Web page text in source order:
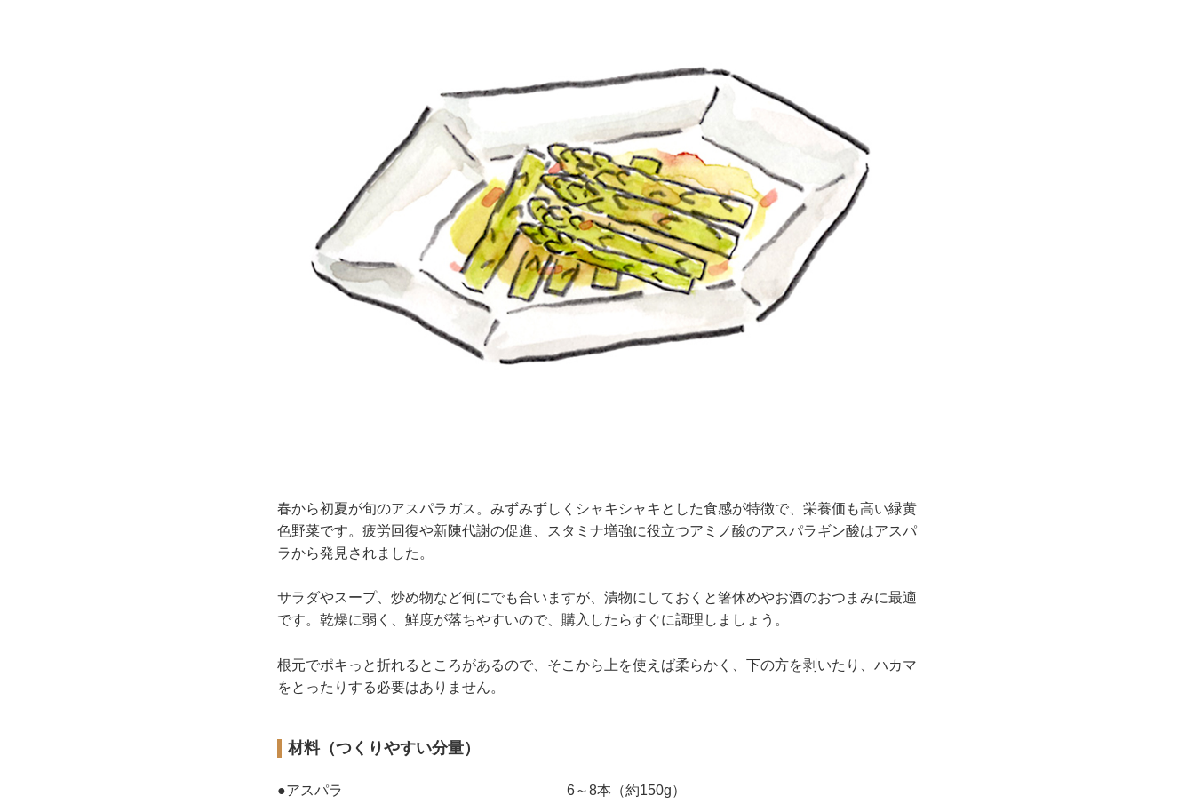
春から初夏が旬のアスパラガス。みずみずしくシャキシャキとした食感が特徴で、栄養価も高い緑黄
色野菜です。疲労回復や新陳代謝の促進、スタミナ増強に役立つアミノ酸のアスパラギン酸はアスパ
ラから発見されました。
サラダやスープ、炒め物など何にでも合いますが、漬物にしておくと箸休めやお酒のおつまみに最適
です。乾燥に弱く、鮮度が落ちやすいので、購入したらすぐに調理しましょう。
根元でポキっと折れるところがあるので、そこから上を使えば柔らかく、下の方を剥いたり、ハカマ
をとったりする必要はありません。
材料（つくりやすい分量）
●アスパラ 6～8本（約150g）